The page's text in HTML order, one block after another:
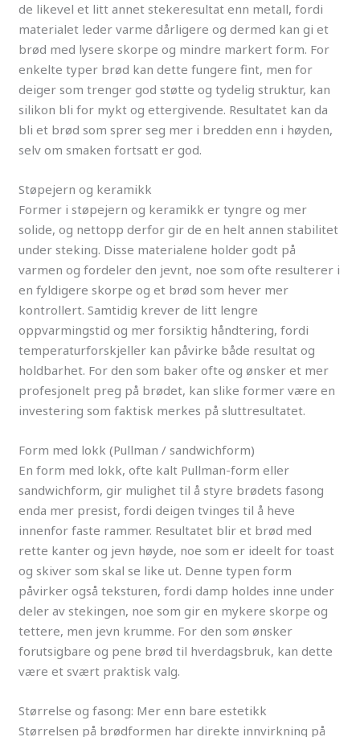
de likevel et litt annet stekeresultat enn metall, fordi
materialet leder varme dårligere og dermed kan gi et
brød med lysere skorpe og mindre markert form. For
enkelte typer brød kan dette fungere fint, men for
deiger som trenger god støtte og tydelig struktur, kan
silikon bli for mykt og ettergivende. Resultatet kan da
bli et brød som sprer seg mer i bredden enn i høyden,
selv om smaken fortsatt er god.
Støpejern og keramikk
Former i støpejern og keramikk er tyngre og mer
solide, og nettopp derfor gir de en helt annen stabilitet
under steking. Disse materialene holder godt på
varmen og fordeler den jevnt, noe som ofte resulterer i
en fyldigere skorpe og et brød som hever mer
kontrollert. Samtidig krever de litt lengre
oppvarmingstid og mer forsiktig håndtering, fordi
temperaturforskjeller kan påvirke både resultat og
holdbarhet. For den som baker ofte og ønsker et mer
profesjonelt preg på brødet, kan slike former være en
investering som faktisk merkes på sluttresultatet.
Form med lokk (Pullman / sandwichform)
En form med lokk, ofte kalt Pullman-form eller
sandwichform, gir mulighet til å styre brødets fasong
enda mer presist, fordi deigen tvinges til å heve
innenfor faste rammer. Resultatet blir et brød med
rette kanter og jevn høyde, noe som er ideelt for toast
og skiver som skal se like ut. Denne typen form
påvirker også teksturen, fordi damp holdes inne under
deler av stekingen, noe som gir en mykere skorpe og
tettere, men jevn krumme. For den som ønsker
forutsigbare og pene brød til hverdagsbruk, kan dette
være et svært praktisk valg.
Størrelse og fasong: Mer enn bare estetikk
Størrelsen på brødformen har direkte innvirkning på